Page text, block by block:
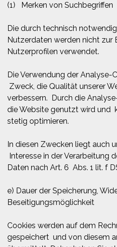
(1) Merken von Suchbegriffen
Die durch technisch
Nutzerdaten werden nicht zur
Nutzerprofilen verwendet.
Die Verwendung der Analyse-
Zweck, die Qualität unserer
verbessern. Durch die
die Website genutzt wird und
stetig optimieren.
In diesen Zwecken liegt auch
Interesse in der Verarbeitung
Daten nach Art. 6 Abs. 1 lit. f
e) Dauer der Speicherung,
Beseitigungsmöglichkeit
Cookies werden auf dem
gespeichert und von diesem